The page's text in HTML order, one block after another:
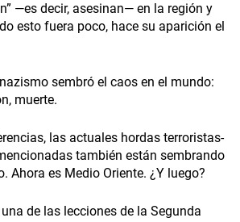
—es decir, asesinan— en la región y
esto fuera poco, hace su aparición el
sembró el caos en el mundo:
muerte.
las actuales hordas terroristas-
también están sembrando
Ahora es Medio Oriente. ¿Y luego?
de las lecciones de la Segunda